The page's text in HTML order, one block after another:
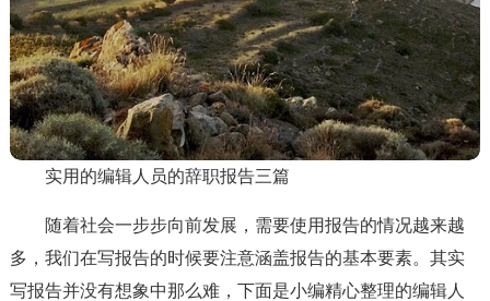
实用的编辑人员的辞职报告三篇
随着社会一步步向前发展，需要使用报告的情况越来越
多，我们在写报告的时候要注意涵盖报告的基本要素。其实
写报告并没有想象中那么难，下面是小编精心整理的编辑人